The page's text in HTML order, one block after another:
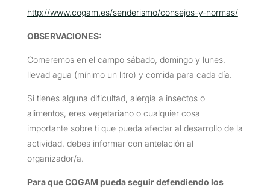
http://www.cogam.es/senderismo/consejos-y-normas/
OBSERVACIONES:
Comeremos en el campo sábado, domingo y lunes,
llevad agua (mínimo un litro) y comida para cada día.
Si tienes alguna dificultad, alergia a insectos o
alimentos, eres vegetariano o cualquier cosa
importante sobre ti que pueda afectar al desarrollo de la
actividad, debes informar con antelación al
organizador/a.
Para que COGAM pueda seguir defendiendo los